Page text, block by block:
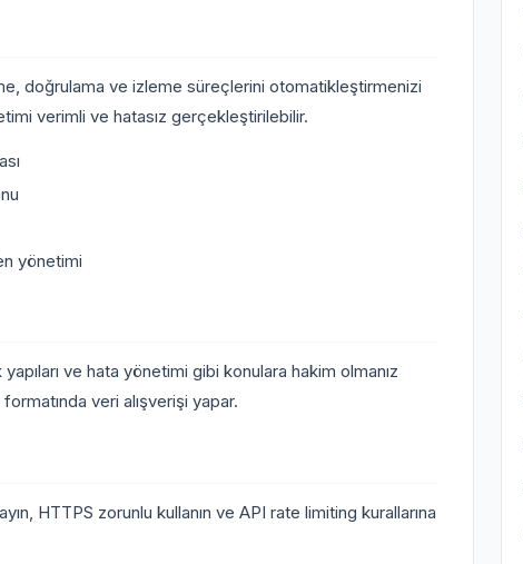
doğrulama ve izleme süreçlerini otomatikleştirmenizi
verimli ve hatasız gerçekleştirilebilir.
yönetimi
ve hata yönetimi gibi konulara hakim olmanız
veri alışverişi yapar.
HTTPS zorunlu kullanın ve API rate limiting kurallarına